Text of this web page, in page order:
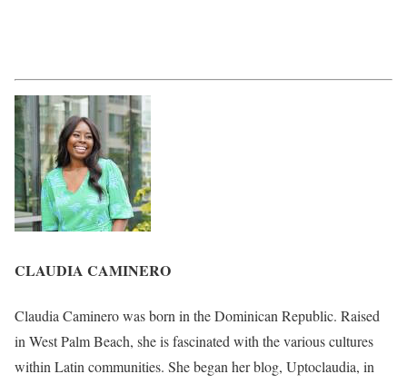
CLAUDIA CAMINERO
Claudia Caminero was born in the Dominican Republic. Raised
in West Palm Beach, she is fascinated with the various cultures
within Latin communities. She began her blog, Uptoclaudia, in